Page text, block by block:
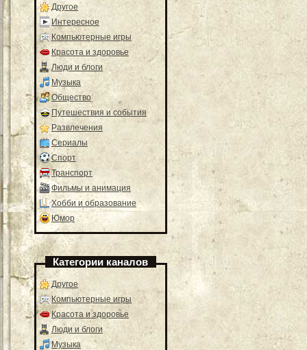
Другое
Интересное
Компьютерные игры
Красота и здоровье
Люди и блоги
Музыка
Общество
Путешествия и события
Развлечения
Сериалы
Спорт
Транспорт
Фильмы и анимация
Хобби и образование
Юмор
Категории каналов
Другое
Компьютерные игры
Красота и здоровье
Люди и блоги
Музыка